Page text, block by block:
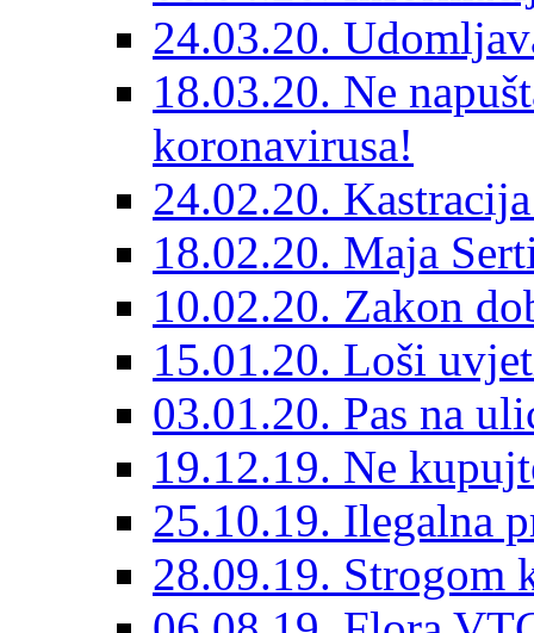
24.03.20.
18.03.20. Ne
koronavirusa!
24.02.20.
18.02.20. Maja
10.02.20. Zakon
15.01.20. Loši
03.01.20. Pas na
19.12.19. Ne
25.10.19. Ilegalna
28.09.19. Strogom